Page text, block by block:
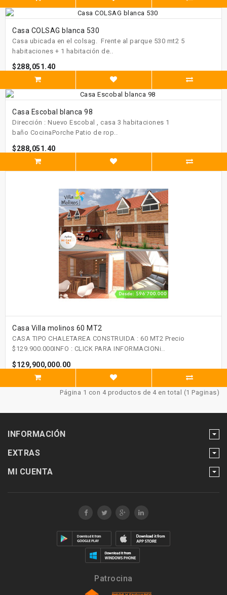
Casa COLSAG blanca 530
Casa ubicada en el colsag. Frente al parque 530 mt2 5
habitaciones + 1 habitación de..
$288,051.40
Casa Escobal blanca 98
Dirección : Nuevo Escobal , casa 3 habitaciones 1
baño CocinaPorche Patio de rop..
$288,051.40
Casa Villa molinos 60 MT2
CASA TIPO CHALETAREA CONSTRUIDA : 60 MT2 Precio
$129.900.000INFO : CLICK PARA INFORMACIONi..
$129,900,000.00
Página 1 con 4 productos de 4 en total (1 Paginas)
INFORMACIÓN
EXTRAS
MI CUENTA
Patrocina